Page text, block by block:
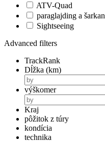
ATV-Quad
paraglajding a šarkan
Sightseeing
Advanced filters
TrackRank
Dĺžka (km)
výškomer
Kraj
pôžitok z túry
kondícia
technika